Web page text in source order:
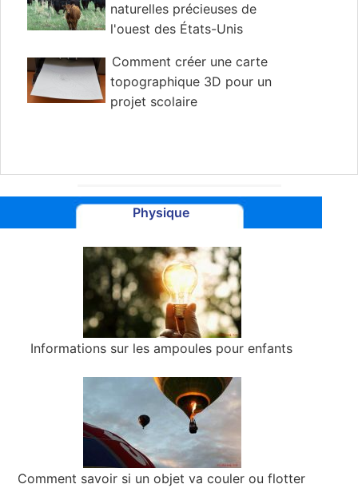
naturelles précieuses de
l'ouest des États-Unis
Comment créer une carte
topographique 3D pour un
projet scolaire
Physique
Informations sur les ampoules pour enfants
Comment savoir si un objet va couler ou flotter